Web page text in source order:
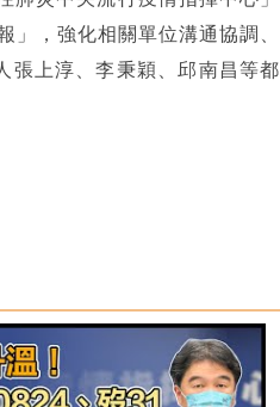
，強化相關單位溝通協調、
張上淳、李秉穎、邱南昌等都